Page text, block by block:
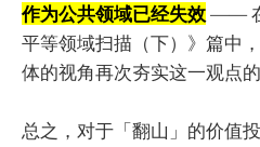
作为公共领域已经失效——
平等领域扫描（下）》篇中
体的视角再次夯实这一观点的
总之，对于「翻山」的价值